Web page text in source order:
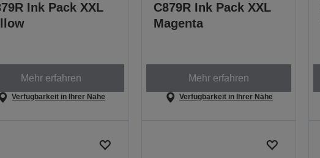
Ink Pack XXL
Mehr erfahren
Verfügbarkeit in Ihrer Nähe
C879R Ink Pack XXL
Magenta
Mehr erfahren
Verfügbarkeit in Ihrer Nähe